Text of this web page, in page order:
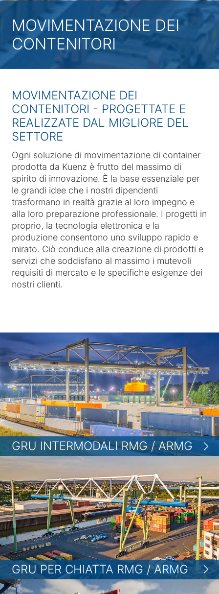
MOVIMENTAZIONE DEI
CONTENITORI
MOVIMENTAZIONE DEI
CONTENITORI - PROGETTATE E
REALIZZATE DAL MIGLIORE DEL
SETTORE
Ogni soluzione di movimentazione di container
prodotta da Kuenz è frutto del massimo di
spirito di innovazione. È la base essenziale per
le grandi idee che i nostri dipendenti
trasformano in realtà grazie al loro impegno e
alla loro preparazione professionale. I progetti in
proprio, la tecnologia elettronica e la
produzione consentono uno sviluppo rapido e
mirato. Ciò conduce alla creazione di prodotti e
servizi che soddisfano al massimo i mutevoli
requisiti di mercato e le specifiche esigenze dei
nostri clienti.
GRU INTERMODALI RMG / ARMG
GRU PER CHIATTA RMG / ARMG